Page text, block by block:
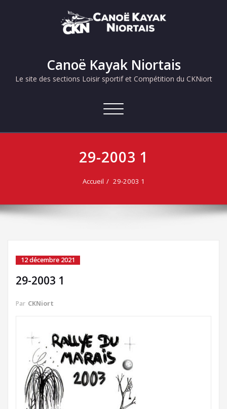
Canoë Kayak Niortais
Le site des sections Loisir sportif et Compétition du CKNiort
Afficher/masquer
navigation
29-2003 1
Accueil 29-2003 1
12 décembre 2021
29-2003 1
Par CKNiort